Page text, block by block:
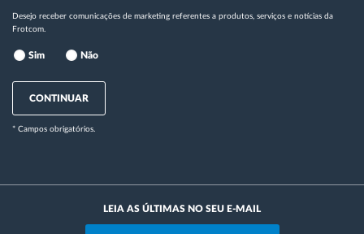
Desejo receber comunicações de marketing referentes a produtos, serviços e notícias da
Frotcom.
Sim Não
CONTINUAR
* Campos obrigatórios.
LEIA AS ÚLTIMAS NO SEU E-MAIL